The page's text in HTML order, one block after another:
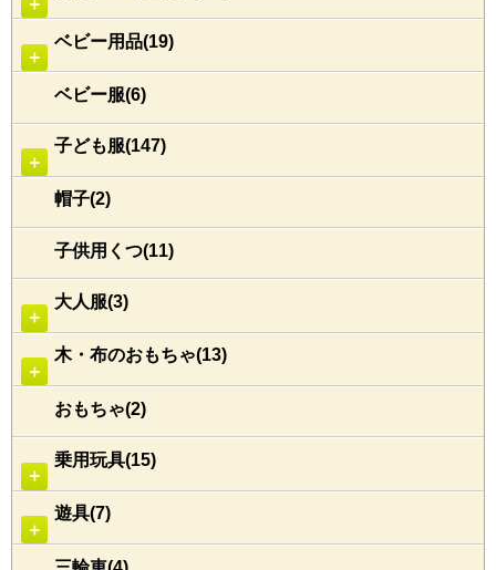
＋
ベビー用品(19)
ベビー服(6)
＋
子ども服(147)
帽子(2)
子供用くつ(11)
＋
大人服(3)
＋
木・布のおもちゃ(13)
おもちゃ(2)
＋
乗用玩具(15)
＋
遊具(7)